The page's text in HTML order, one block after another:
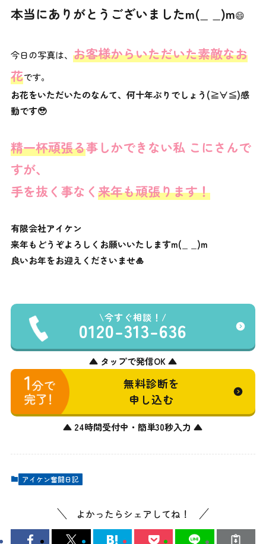
本当にありがとうございましたm(_ _)m😄
今日の写真は、 お客様からいただいた素敵なお
花です。
お花をいただいたのなんて、何十年ぶりでしょう(≧∀≦)感
動です🥹
精一杯頑張る事しかできない私 こにさんで
すが、
手を抜く事なく 来年も頑張ります！
有限会社アイケン
来年もどうぞよろしくお願いいたしますm(_ _)m
良いお年をお迎えくださいませ🎍
今すぐ相談！
0120-313-636
▲ タップで発信OK ▲
無料診断を
申し込む
▲ 24時間受付中・簡単30秒入力 ▲
アイケン奮闘日記
よかったらシェアしてね！